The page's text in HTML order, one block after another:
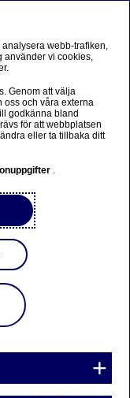
analysera webb-trafiken,
använder vi cookies,
Genom att välja
oss och våra externa
godkänna bland
för att webbplatsen
eller ta tillbaka ditt
.